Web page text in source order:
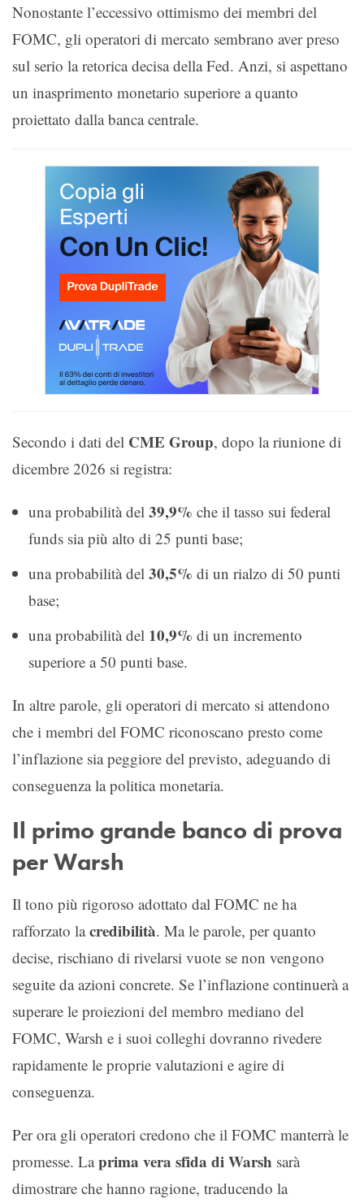
Nonostante l’eccessivo ottimismo dei membri del
FOMC, gli operatori di mercato sembrano aver preso
sul serio la retorica decisa della Fed. Anzi, si aspettano
un inasprimento monetario superiore a quanto
proiettato dalla banca centrale.
Secondo i dati del CME Group, dopo la riunione di
dicembre 2026 si registra:
una probabilità del 39,9% che il tasso sui federal
funds sia più alto di 25 punti base;
una probabilità del 30,5% di un rialzo di 50 punti
base;
una probabilità del 10,9% di un incremento
superiore a 50 punti base.
In altre parole, gli operatori di mercato si attendono
che i membri del FOMC riconoscano presto come
l’inflazione sia peggiore del previsto, adeguando di
conseguenza la politica monetaria.
Il primo grande banco di prova
per Warsh
Il tono più rigoroso adottato dal FOMC ne ha
rafforzato lacredibilità. Ma le parole, per quanto
decise, rischiano di rivelarsi vuote se non vengono
seguite da azioni concrete. Se l’inflazione continuerà a
superare le proiezioni del membro mediano del
FOMC, Warsh e i suoi colleghi dovranno rivedere
rapidamente le proprie valutazioni e agire di
conseguenza.
Per ora gli operatori credono che il FOMC manterrà le
promesse. Laprima vera sfida di Warsh sarà
dimostrare che hanno ragione, traducendo la